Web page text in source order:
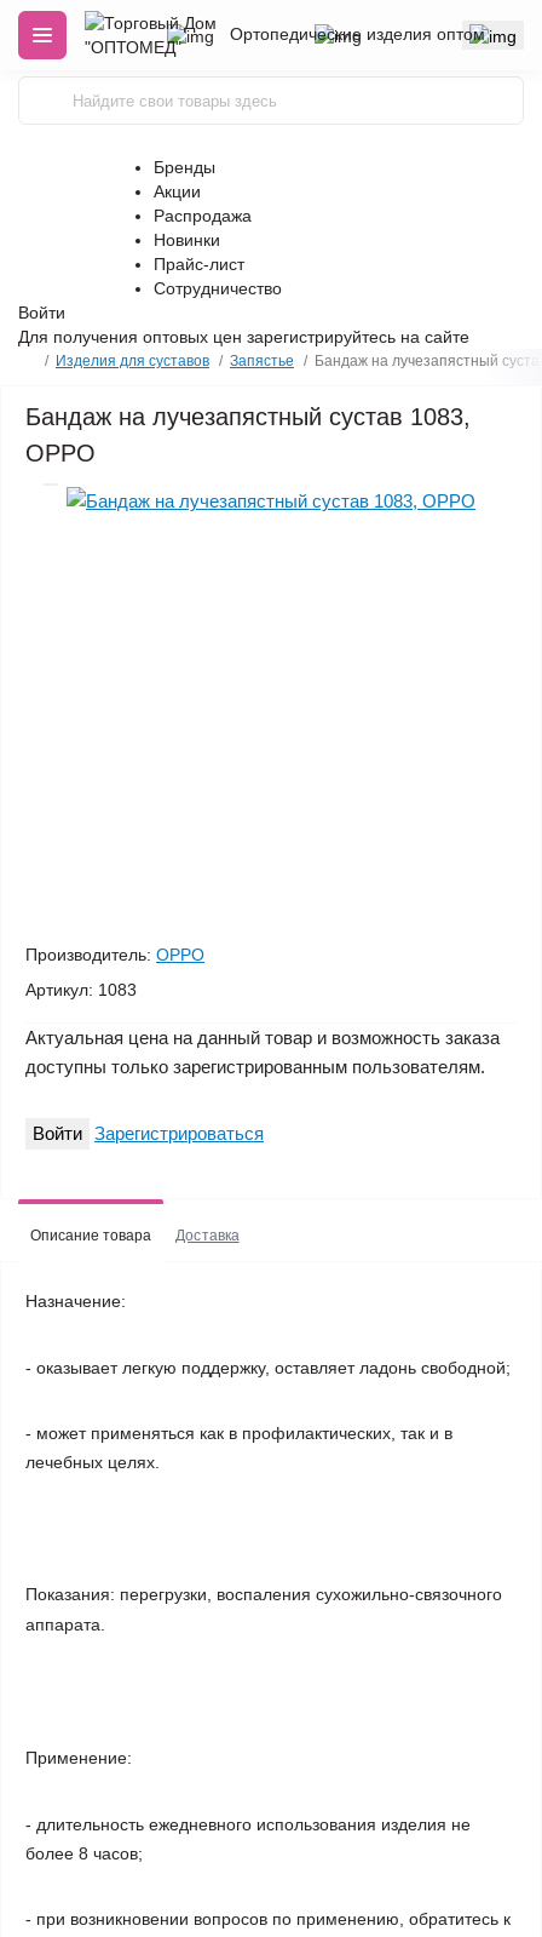
Ортопедические изделия оптом
Бренды
Акции
Распродажа
Новинки
Прайс-лист
Сотрудничество
Войти
Для получения оптовых цен зарегистрируйтесь на сайте
Изделия для суставов Запястье Бандаж на лучезапястный
Бандаж на лучезапястный сустав 1083,
OPPO
Производитель: OPPO
Артикул: 1083
Актуальная цена на данный товар и возможность заказа
доступны только зарегистрированным пользователям.
Войти Зарегистрироваться
Описание товара Доставка
Назначение:
- оказывает легкую поддержку, оставляет ладонь свободной;
- может применяться как в профилактических, так и в
лечебных целях.
Показания: перегрузки, воспаления сухожильно-связочного
аппарата.
Применение:
- длительность ежедневного использования изделия не
более 8 часов;
- при возникновении вопросов по применению, обратитесь к